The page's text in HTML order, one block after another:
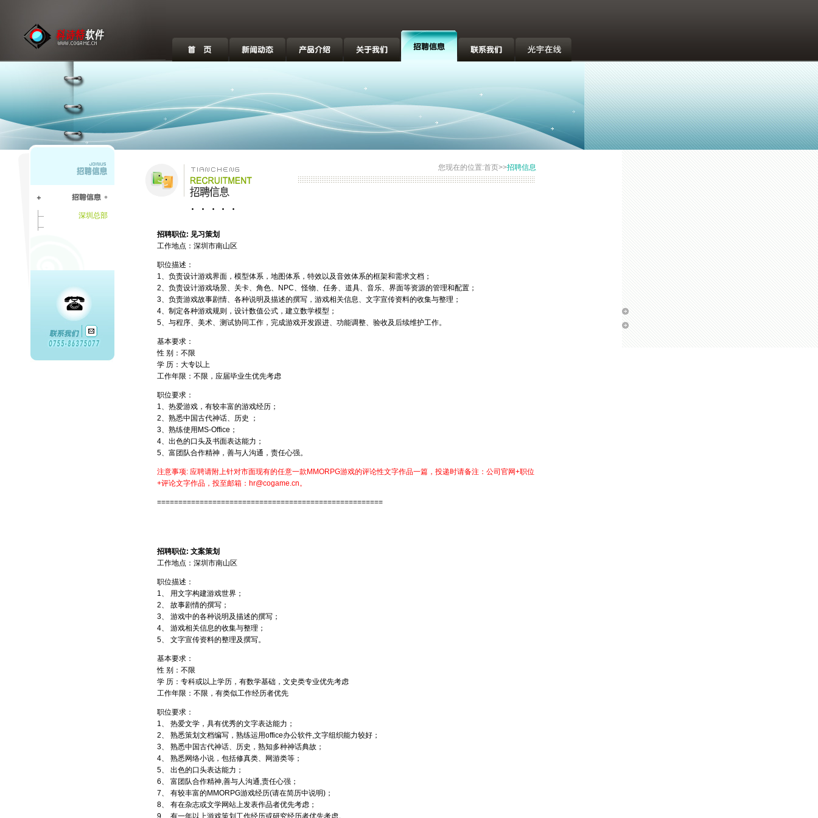
深圳总部
您现在的位置:首页>>招聘信息
招聘职位: 见习策划
工作地点：深圳市南山区
职位描述：
1、负责设计游戏界面，模型体系，地图体系，特效以及音效体系的框架和需求文档；
2、负责设计游戏场景、关卡、角色、NPC、怪物、任务、道具、音乐、界面等资源的管理和配置；
3、负责游戏故事剧情、各种说明及描述的撰写，游戏相关信息、文字宣传资料的收集与整理；
4、制定各种游戏规则，设计数值公式，建立数学模型；
5、与程序、美术、测试协同工作，完成游戏开发跟进、功能调整、验收及后续维护工作。
基本要求：
性 别：不限
学 历：大专以上
工作年限：不限，应届毕业生优先考虑
职位要求：
1、热爱游戏，有较丰富的游戏经历；
2、熟悉中国古代神话、历史 ；
3、熟练使用MS-Office；
4、出色的口头及书面表达能力；
5、富团队合作精神，善与人沟通，责任心强。
注意事项: 应聘请附上针对市面现有的任意一款MMORPG游戏的评论性文字作品一篇，投递时请备注：公司官网+职位
+评论文字作品，投至邮箱：hr@cogame.cn。
=====================================================
招聘职位: 文案策划
工作地点：深圳市南山区
职位描述：
1、 用文字构建游戏世界；
2、 故事剧情的撰写；
3、 游戏中的各种说明及描述的撰写；
4、 游戏相关信息的收集与整理；
5、 文字宣传资料的整理及撰写。
基本要求：
性 别：不限
学 历：专科或以上学历，有数学基础，文史类专业优先考虑
工作年限：不限，有类似工作经历者优先
职位要求：
1、 热爱文学，具有优秀的文字表达能力；
2、 熟悉策划文档编写，熟练运用office办公软件,文字组织能力较好；
3、 熟悉中国古代神话、历史，熟知多种神话典故；
4、 熟悉网络小说，包括修真类、网游类等；
5、 出色的口头表达能力；
6、 富团队合作精神,善与人沟通,责任心强；
7、 有较丰富的MMORPG游戏经历(请在简历中说明)；
8、 有在杂志或文学网站上发表作品者优先考虑；
9、 有一年以上游戏策划工作经历或研究经历者优先考虑。